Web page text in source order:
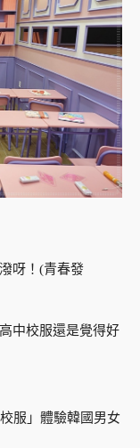
呀！(青春發
中校服還是覺得好